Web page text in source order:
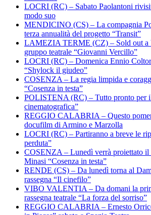
LOCRI (RC) – Sabato Paolantoni
modo suo
MENDICINO (CS) – La compagnia
terza annualità del progetto “Transit”
LAMEZIA TERME (CZ) – Sold out a
gruppo teatrale “Giovanni Vercillo”
LOCRI (RC) – Domenica Ennio
“Shylock il giudeo”
COSENZA – La regia limpida e
“Cosenza in testa”
POLISTENA (RC) – Tutto pronto per
cinematografica”
REGGIO CALABRIA – Questo
docufilm di Armino e Marzolla
LOCRI (RC) – Partiranno a breve le
perduta”
COSENZA – Lunedì verrà proiettato il
Minasi “Cosenza in testa”
RENDE (CS) – Da lunedì torna al
rassegna “Il cinefilo”
VIBO VALENTIA – Da domani la
rassegna teatrale “La forza del sorriso”
REGGIO CALABRIA – Ernesto